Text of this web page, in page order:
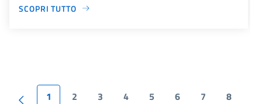
SCOPRI TUTTO
1 2 3 4 5 6 7 8